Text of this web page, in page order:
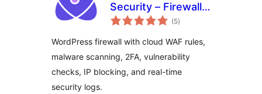
Security – Firewall,
Malware Scan and
(5གདེང་
འཇོག་
ཚང་།
)
WordPress firewall with cloud WAF rules,
malware scanning, 2FA, vulnerability
checks, IP blocking, and real-time
security logs.